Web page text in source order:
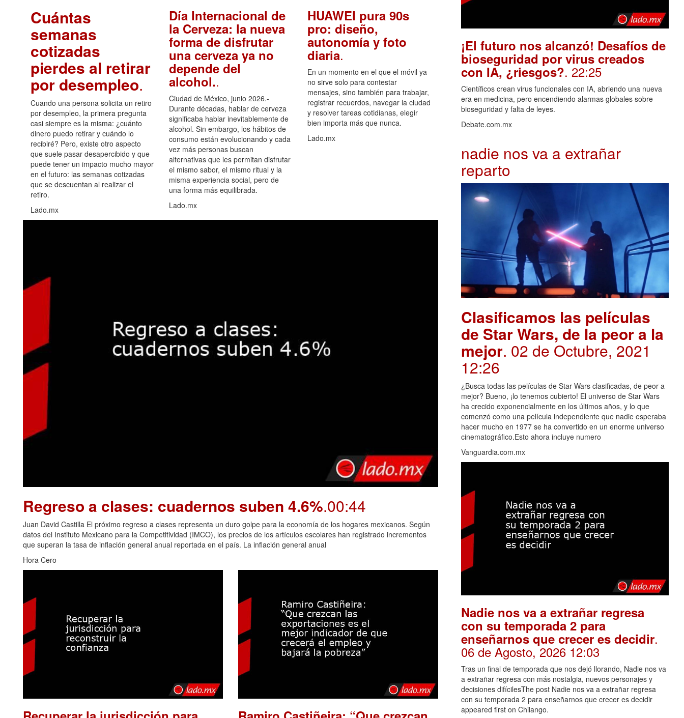
Cuántas
semanas
cotizadas
pierdes al retirar
por desempleo.
Cuando una persona solicita un retiro
por desempleo, la primera pregunta
casi siempre es la misma: ¿cuánto
dinero puedo retirar y cuándo lo
recibiré? Pero, existe otro aspecto
que suele pasar desapercibido y que
puede tener un impacto mucho mayor
en el futuro: las semanas cotizadas
que se descuentan al realizar el
retiro.
Lado.mx
Día Internacional de
la Cerveza: la nueva
forma de disfrutar
una cerveza ya no
depende del
alcohol..
Ciudad de México, junio 2026.-
Durante décadas, hablar de cerveza
significaba hablar inevitablemente de
alcohol. Sin embargo, los hábitos de
consumo están evolucionando y cada
vez más personas buscan
alternativas que les permitan disfrutar
el mismo sabor, el mismo ritual y la
misma experiencia social, pero de
una forma más equilibrada.
Lado.mx
HUAWEI pura 90s
pro: diseño,
autonomía y foto
diaria.
En un momento en el que el móvil ya
no sirve solo para contestar
mensajes, sino también para trabajar,
registrar recuerdos, navegar la ciudad
y resolver tareas cotidianas, elegir
bien importa más que nunca.
Lado.mx
Regreso a clases: cuadernos suben 4.6%.00:44
Juan David Castilla El próximo regreso a clases representa un duro golpe para la economía de los hogares mexicanos. Según
datos del Instituto Mexicano para la Competitividad (IMCO), los precios de los artículos escolares han registrado incrementos
que superan la tasa de inflación general anual reportada en el país. La inflación general anual
Hora Cero
¡El futuro nos alcanzó! Desafíos de
bioseguridad por virus creados
con IA, ¿riesgos?. 22:25
Científicos crean virus funcionales con IA, abriendo una nueva
era en medicina, pero encendiendo alarmas globales sobre
bioseguridad y falta de leyes.
Debate.com.mx
nadie nos va a extrañar
reparto
Clasificamos las películas
de Star Wars, de la peor a la
mejor. 02 de Octubre, 2021
12:26
¿Busca todas las películas de Star Wars clasificadas, de peor a
mejor? Bueno, ¡lo tenemos cubierto! El universo de Star Wars
ha crecido exponencialmente en los últimos años, y lo que
comenzó como una película independiente que nadie esperaba
hacer mucho en 1977 se ha convertido en un enorme universo
cinematográfico.Esto ahora incluye numero
Vanguardia.com.mx
Nadie nos va a extrañar regresa
con su temporada 2 para
enseñarnos que crecer es decidir.
06 de Agosto, 2026 12:03
Tras un final de temporada que nos dejó llorando, Nadie nos va
a extrañar regresa con más nostalgia, nuevos personajes y
decisiones difícilesThe post Nadie nos va a extrañar regresa
con su temporada 2 para enseñarnos que crecer es decidir
appeared first on Chilango.